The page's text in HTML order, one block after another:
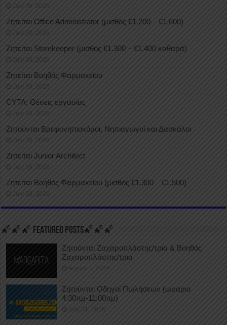
July 30, 2026
Ζητείται Office Administrator (μισθός €1.200 – €1.600)
July 30, 2026
Ζητείται Storekeeper (μισθός €1.300 – €1.400 καθαρά)
July 30, 2026
Ζητείται Βοηθός Φαρμακείου
July 30, 2026
CYTA: Θέσεις εργασίας
July 30, 2026
Ζητούνται Βρεφονηπιοκόμοι, Νηπιαγωγοί και Δασκάλοι
July 30, 2026
Ζητείται Junior Architect
July 30, 2026
Ζητείται Βοηθός Φαρμακείου (μισθός €1.300 – €1.500)
July 30, 2026
🌠🌠🌠 FEATURED POSTS🌠🌠🌠
Ζητούνται Ζαχαροπλάστης/τρια & Βοηθός
Ζαχαροπλάστης/τρια
August 1, 2026
Ζητούνται Οδηγοί Πωλήσεων (ωράριο
4:30πμ-11:00πμ)
July 31, 2026